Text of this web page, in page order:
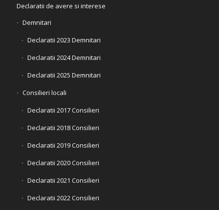
Declaratii de avere si interese
Demnitari
Declaratii 2023 Demnitari
Declaratii 2024 Demnitari
Declaratii 2025 Demnitari
Consilieri locali
Declaratii 2017 Consilieri
Declaratii 2018 Consilieri
Declaratii 2019 Consilieri
Declaratii 2020 Consilieri
Declaratii 2021 Consilieri
Declaratii 2022 Consilieri